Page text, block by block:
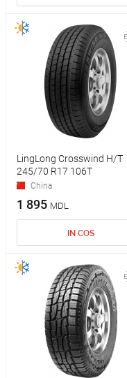
LingLong Crosswind H/T
245/70 R17 106T
China
1 895 MDL
IN COS